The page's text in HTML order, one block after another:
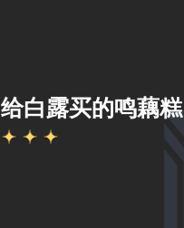
给白露买的鸣藕糕